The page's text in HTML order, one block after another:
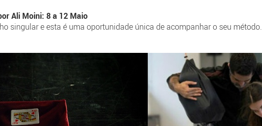
Ali Moini: 8 a 12 Maio
singular e esta é uma oportunidade única de acompanhar o seu método.